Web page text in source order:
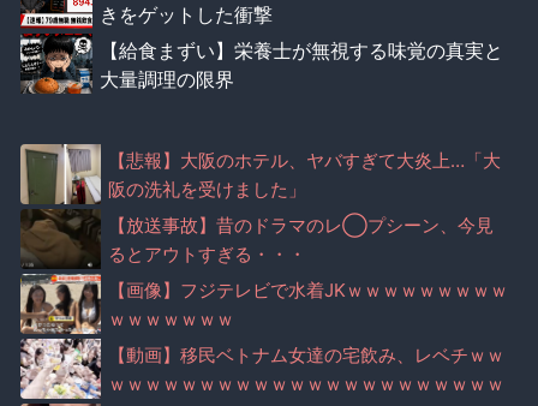
きをゲットした衝撃
【給食まずい】栄養士が無視する味覚の真実と
大量調理の限界
【悲報】大阪のホテル、ヤバすぎて大炎上…「大
阪の洗礼を受けました」
【放送事故】昔のドラマのレ◯プシーン、今見
るとアウトすぎる・・・
【画像】フジテレビで水着JKｗｗｗｗｗｗｗｗｗ
ｗｗｗｗｗｗｗ
【動画】移民ベトナム女達の宅飲み、レベチｗｗ
ｗｗｗｗｗｗｗｗｗｗｗｗｗｗｗｗｗｗｗｗｗｗ